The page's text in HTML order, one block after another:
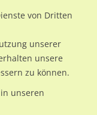
33334 / Gütersloh, Stadt / Innenstadt
Standort
Innenstadt)
individuelle und
von Dritten
unserer
unsere
zu können.
unseren